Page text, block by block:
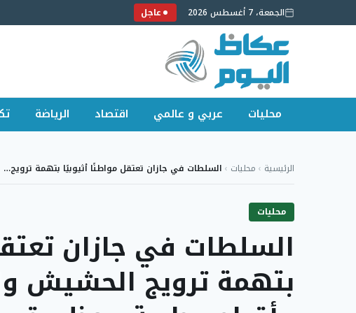
الجمعة، 7 أغسطس 2026 عاجل
محليات عربي و عالمي اقتصاد الرياضة
الرئيسية › محليات › السلطات في جازان تعتقل مواطنًا أثيوبيًا بتهمة ترويج…
محليات
السلطات في جازان
بتهمة ترويج الحشيش